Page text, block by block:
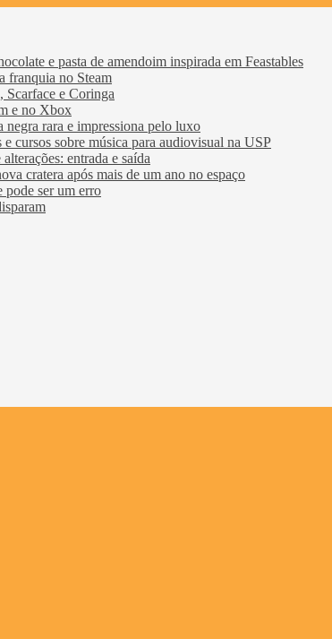
e pasta de amendoim inspirada em Feastables
franquia no Steam
Scarface e Coringa
e no Xbox
rara e impressiona pelo luxo
cursos sobre música para audiovisual na USP
entrada e saída
cratera após mais de um ano no espaço
pode ser um erro